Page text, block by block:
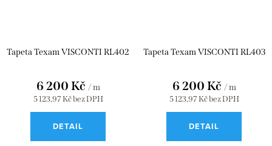
Tapeta Texam VISCONTI RL402
5 123,97 Kč bez DPH
6 200 Kč / m
DETAIL
Tapeta Texam VISCONTI RL403
5 123,97 Kč bez DPH
6 200 Kč / m
DETAIL